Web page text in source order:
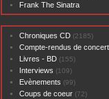
Frank The Sinatra
Chroniques CD (2185)
Compte-rendus de
Livres - BD (155)
Interviews (109)
Evènements (99)
Coups de coeur (72)